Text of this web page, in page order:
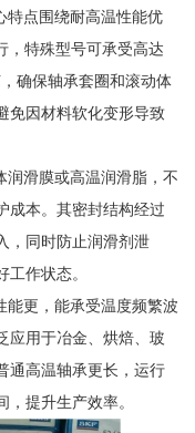
特点围绕耐高温性能优
特殊型号可承受高达
确保轴承套圈和滚动体
免因材料软化变形导致
润滑膜或高温润滑脂，不
成本。其密封结构经过
，同时防止润滑剂泄
作状态。
能更，能承受温度频繁波
应用于冶金、烘焙、玻
通高温轴承更长，运行
提升生产效率。